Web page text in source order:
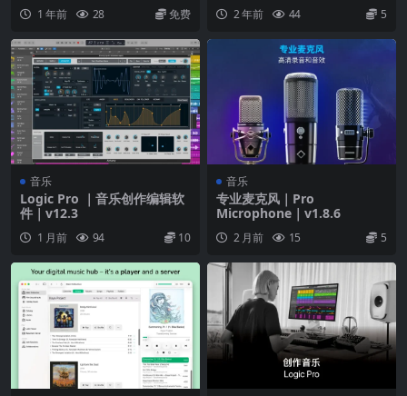
1 年前 28 免费 2 年前 44 5
音乐
Logic Pro ｜音乐创作编辑软
件｜v12.3
1 月前 94 10
音乐
专业麦克风｜Pro
Microphone｜v1.8.6
2 月前 15 5